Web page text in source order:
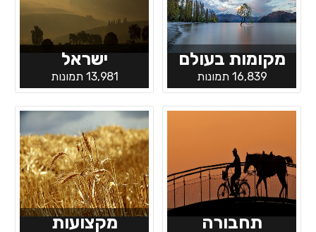
מקומות בעולם
16,839 תמונות
ישראל
13,981 תמונות
תחבורה מקצועות